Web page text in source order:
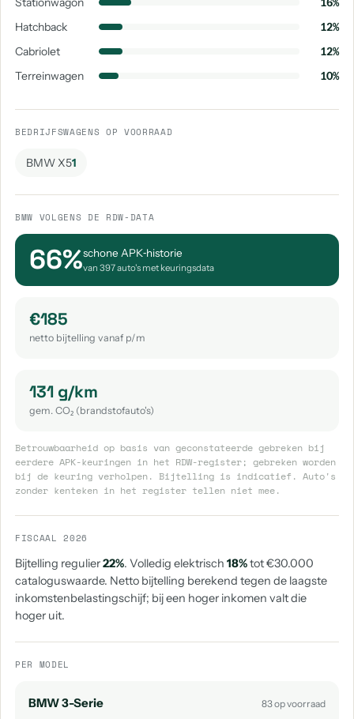
Hatchback
12%
Cabriolet
12%
Terreinwagen
10%
BEDRIJFSWAGENS OP VOORRAAD
BMW X51
BMW VOLGENS DE RDW-DATA
66%schone APK‑historie
van 397 auto's met keuringsdata
€185
netto bijtelling vanaf p/m
131 g/km
gem. CO₂ (brandstofauto's)
Betrouwbaarheid op basis van geconstateerde gebreken bij
eerdere APK-keuringen in het RDW-register; gebreken worden
bij de keuring verholpen. Bijtelling is indicatief. Auto's
zonder kenteken in het register tellen niet mee.
FISCAAL 2026
Bijtelling regulier22%. Volledig elektrisch 18%tot €30.000
cataloguswaarde. Netto bijtelling berekend tegen de laagste
inkomstenbelastingschijf; bij een hoger inkomen valt die
hoger uit.
PER MODEL
BMW 3-Serie 83 op voorraad